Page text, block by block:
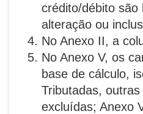
crédito/débito são
alteração ou
No Anexo II, a
No Anexo V, os
base de cálculo,
Tributadas,
excluídas; Anexo